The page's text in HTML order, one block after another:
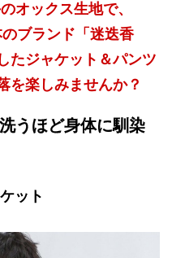
オックス生地で、
ブランド「迷迭香
たジャケット＆パンツ
を楽しみませんか？
うほど身体に馴染
ット